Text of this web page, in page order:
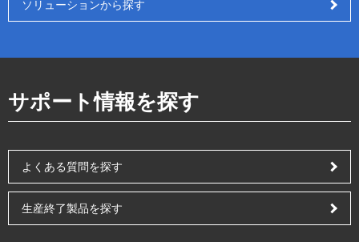
ソリューションから探す
サポート情報を探す
よくある質問を探す
生産終了製品を探す